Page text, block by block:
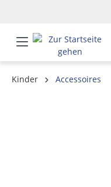
Kinder
Accessoires